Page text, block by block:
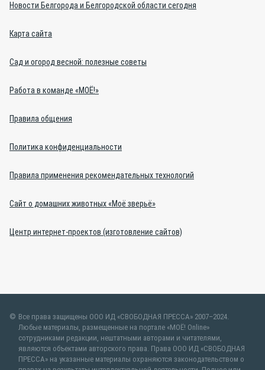
Новости Белгорода и Белгородской области сегодня
Карта сайта
Сад и огород весной: полезные советы
Работа в команде «МОЁ!»
Правила общения
Политика конфиденциальности
Правила применения рекомендательных технологий
Сайт о домашних животных «Моё зверьё»
Центр интернет-проектов (изготовление сайтов)
Все права защищены ООО ИД «СВОБОДНАЯ ПРЕССА» 2007–2024.
Любые материалы, размещенные на портале «МОЁ! Online»
сотрудниками редакции, нештатными авторами и читателями,
являются объектами авторского права. Права ООО ИД «СВОБОДНАЯ
ПРЕССА» на указанные материалы охраняются законодательством о